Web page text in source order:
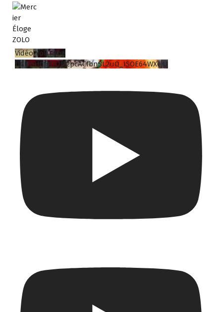
Vidéo YouTube
UCUbH0fgDUM2pcACfbnSL2uQ_ISOE64WXejU